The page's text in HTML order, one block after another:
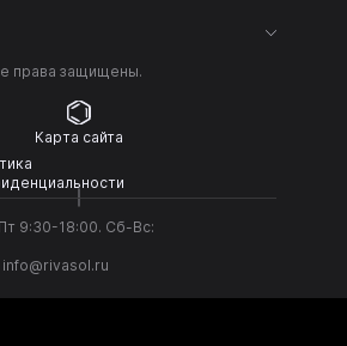
права защищены.
Карта сайта
9:30-18:00. Сб-Вс:
info@rivasol.ru